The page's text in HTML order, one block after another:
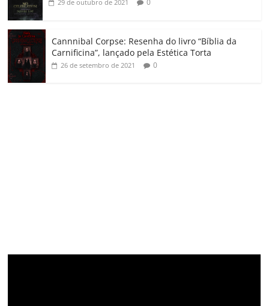
29 de outubro de 2021
Cannnibal Corpse: Resenha do livro “Bíblia da
Carnificina”, lançado pela Estética Torta
26 de setembro de 2021 0